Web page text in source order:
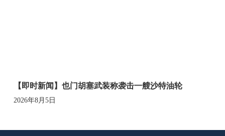
【即时新闻】也门胡塞武装称袭击一艘沙特油轮
2026年8月5日